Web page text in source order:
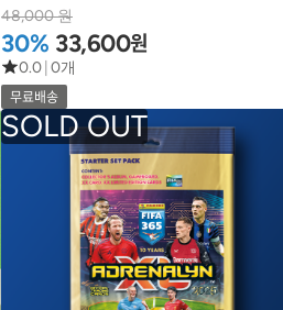
48,000 원
30% 33,600원
0.0 0개
무료배송